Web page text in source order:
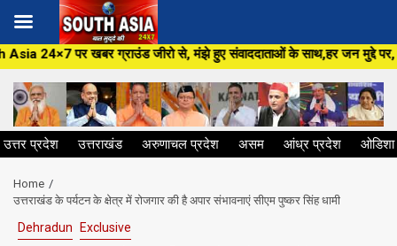
Skip
to
content
जीरो से, मंझे हुए संवाददाताओं के साथ,हर जन मुद्दे पर, सीधा सवाल
उत्तर प्रदेश उत्तराखंड अरुणाचल प्रदेश असम आंध्र प्रदेश ओडिशा
Home
उत्तराखंड के पर्यटन के क्षेत्र में रोजगार की है अपार संभावनाएं सीएम पुष्कर सिंह धामी
Dehradun Exclusive